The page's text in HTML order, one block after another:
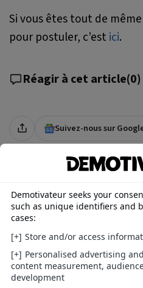
Si vous êtes tout de
pour postuler, c’est ici.
Réagir à cet article(0)
Suivez-nous sur
Suite aux terribles
ont envoyé leur candidature
“C'était grave” : ce jouet à
d'un enfant de 8 ans, il est